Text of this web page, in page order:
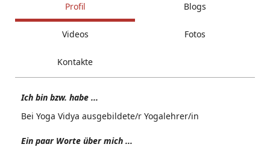
Profil Blogs
Videos Fotos
Kontakte
Ich bin bzw. habe ...
Bei Yoga Vidya ausgebildete/r Yogalehrer/in
Ein paar Worte über mich ...